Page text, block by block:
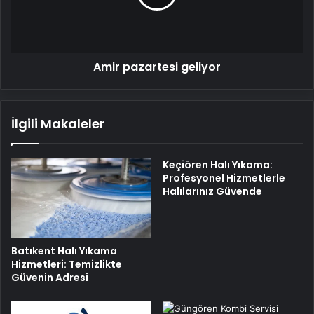
Amir pazartesi geliyor
İlgili Makaleler
Batıkent Halı Yıkama
Hizmetleri: Temizlikte
Güvenin Adresi
Keçiören Halı Yıkama:
Profesyonel Hizmetlerle
Halılarınız Güvende